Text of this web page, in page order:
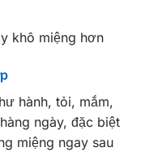
khô miệng hơn
hành, tỏi, mắm,
ngày, đặc biệt
miệng ngay sau